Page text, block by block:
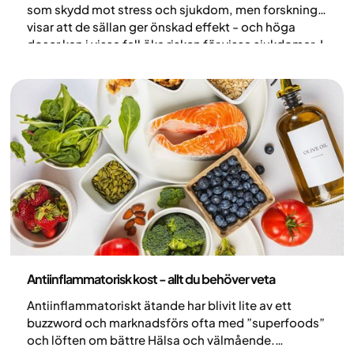
som skydd mot stress och sjukdom, men forskning
visar att de sällan ger önskad effekt - och höga
doser kan i vissa fall öka risken för vissa sjukdomar. I
varför mat ger bättre hälsoeffekter än tillskott.
Antiinflammatorisk kost - allt du behöver veta
Antiinflammatoriskt ätande har blivit lite av ett
buzzword och marknadsförs ofta med ”superfoods”
och löften om bättre Hälsa och välmående.